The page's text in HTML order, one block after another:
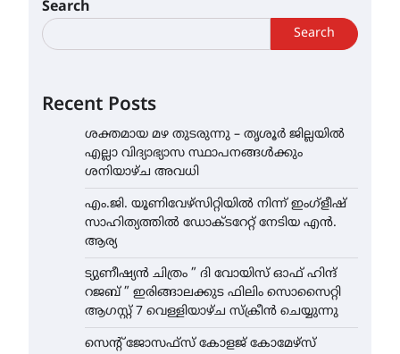
Search
Search
Recent Posts
ശക്തമായ മഴ തുടരുന്നു – തൃശൂർ ജില്ലയിൽ
എല്ലാ വിദ്യാഭ്യാസ സ്ഥാപനങ്ങൾക്കും
ശനിയാഴ്ച അവധി
എം.ജി. യൂണിവേഴ്‌സിറ്റിയിൽ നിന്ന് ഇംഗ്ളീഷ്
സാഹിത്യത്തിൽ ഡോക്ടറേറ്റ് നേടിയ എൻ.
ആര്യ
ട്യുണീഷ്യൻ ചിത്രം ” ദി വോയിസ് ഓഫ് ഹിന്ദ്
റജബ് ” ഇരിങ്ങാലക്കുട ഫിലിം സൊസൈറ്റി
ആഗസ്റ്റ് 7 വെള്ളിയാഴ്ച സ്‌ക്രീൻ ചെയ്യുന്നു
സെന്റ് ജോസഫ്സ് കോളജ് കോമേഴ്‌സ്